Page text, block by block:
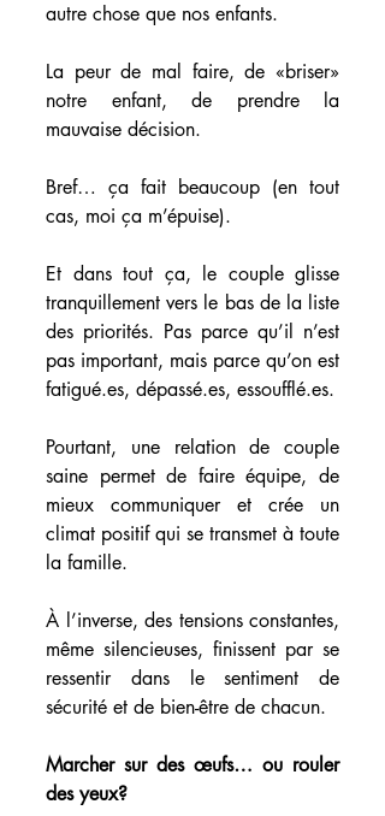
autre chose que nos enfants.
La peur de mal faire, de «briser»
notre enfant, de prendre la
mauvaise décision.
Bref… ça fait beaucoup (en tout
cas, moi ça m’épuise).
Et dans tout ça, le couple glisse
tranquillement vers le bas de la liste
des priorités. Pas parce qu’il n’est
pas important, mais parce qu’on est
fatigué.es, dépassé.es, essoufflé.es.
Pourtant, une relation de couple
saine permet de faire équipe, de
mieux communiquer et crée un
climat positif qui se transmet à toute
la famille.
À l’inverse, des tensions constantes,
même silencieuses, finissent par se
ressentir dans le sentiment de
sécurité et de bien-être de chacun.
Marcher sur des œufs… ou rouler
des yeux?